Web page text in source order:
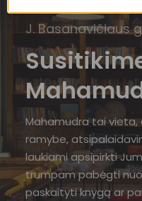
J. Basanavičiaus
Mahamudra tai vieta,
ramybe,
laukiami apsipirkti
trumpam pabėgti
paskaityti knygą ar